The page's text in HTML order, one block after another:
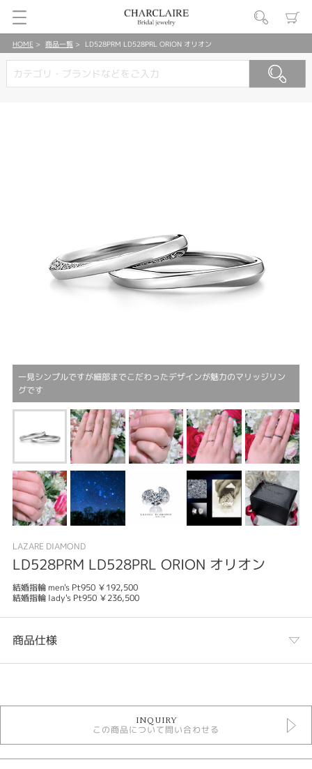
HOME 商品一覧 LD528PRM LD528PRL ORION オリオン
一見シンプルですが細部までこだわったデザインが魅力のマリッジリン
グです
LAZARE DIAMOND
LD528PRM LD528PRL ORION オリオン
結婚指輪 men's Pt950 ￥192,500
結婚指輪 lady's Pt950 ￥236,500
商品仕様
LAZARE DIAMOND 結婚指輪
性別
INQUIRY
この商品について問い合わせる